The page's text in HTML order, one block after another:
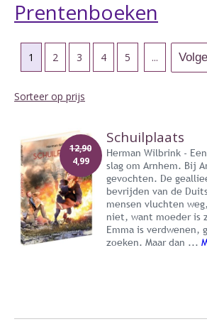
Prentenboeken
1 2 3 4 5 ...
Sorteer op prijs
12,90
4,99
Schuilplaats
Herman Wilbrink -
slag om Arnhem. Bij
gevochten. De
bevrijden van de
mensen vluchten
niet, want moeder is
Emma is verdwenen,
zoeken. Maar dan ...